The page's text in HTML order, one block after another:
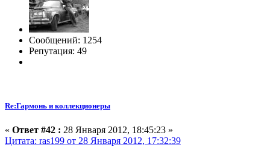
Сообщений: 1254
Репутация: 49
Re:Гармонь и коллекционеры
« Ответ #42 : 28 Января 2012, 18:45:23 »
Цитата: ras199 от 28 Января 2012, 17:32:39